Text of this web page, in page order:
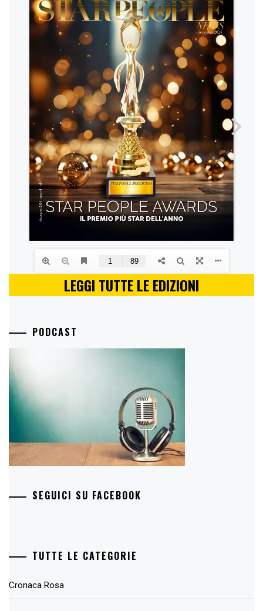
LEGGI TUTTE LE EDIZIONI
PODCAST
SEGUICI SU FACEBOOK
TUTTE LE CATEGORIE
Cronaca Rosa